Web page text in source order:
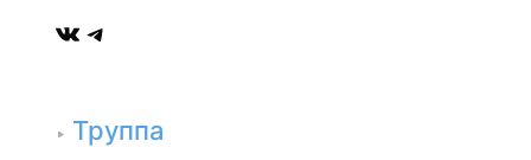
ВКонтакте
Telegram
Труппа